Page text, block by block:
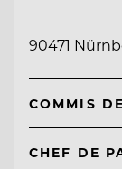
90471
COMMIS
CHEF DE